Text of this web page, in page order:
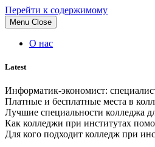
Перейти к содержимому
Menu Close
О нас
Latest
Информатик-экономист:
Платные и бесплатные места в
Лучшие специальности колледжа
Как колледжи при институтах
Для кого подходит колледж при